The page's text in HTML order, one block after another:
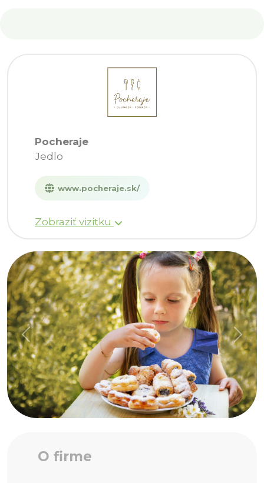
Pocheraje
Jedlo
www.pocheraje.sk/
Zobraziť vizitku
Vajanskeho 642
90880, Sekule
Navigovať
KONTAKTY
+421 907 152 201
info@pocheraje.sk
www.pocheraje.sk/
O firme